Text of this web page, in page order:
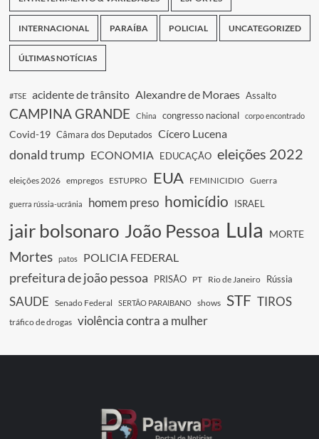
INTERNACIONAL PARAÍBA POLICIAL UNCATEGORIZED
ÚLTIMAS NOTÍCIAS
#TSE acidente de trânsito Alexandre de Moraes Assalto
CAMPINA GRANDE China congresso nacional corpo encontrado
Covid-19 Câmara dos Deputados Cícero Lucena
donald trump ECONOMIA EDUCAÇÃO eleições 2022
eleições 2026 empregos ESTUPRO EUA FEMINICIDIO Guerra
guerra rússia-ucrânia homem preso homicídio ISRAEL
jair bolsonaro João Pessoa Lula MORTE
Mortes patos POLICIA FEDERAL
prefeitura de joão pessoa PRISÃO PT Rio de Janeiro Rússia
SAUDE Senado Federal SERTÃO PARAIBANO shows STF TIROS
tráfico de drogas violência contra a mulher